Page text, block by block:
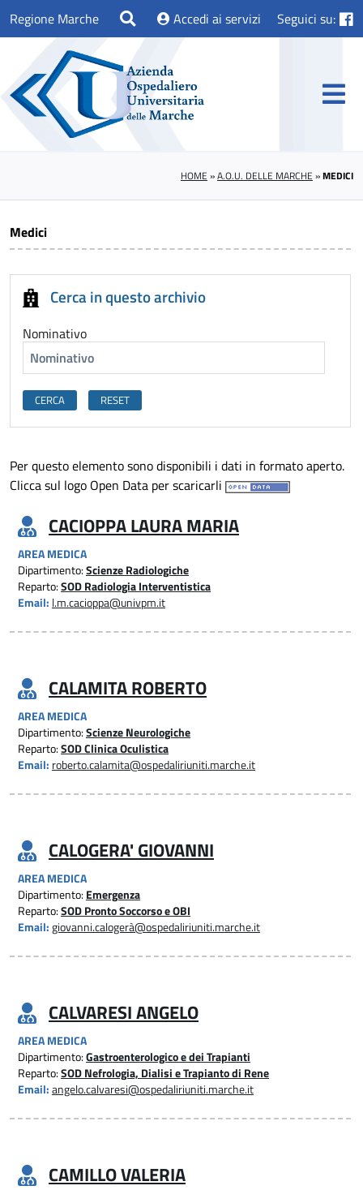
Regione Marche Accedi ai servizi Seguici su:
HOME »A.O.U. DELLE MARCHE »MEDICI
Medici
Cerca in questo archivio
Nominativo
Per questo elemento sono disponibili i dati in formato aperto.
Clicca sul logo Open Data per scaricarli
CACIOPPA LAURA MARIA
AREA MEDICA
Dipartimento:Scienze Radiologiche
Reparto:SOD Radiologia Interventistica
Email: l.m.cacioppa@univpm.it
CALAMITA ROBERTO
AREA MEDICA
Dipartimento:Scienze Neurologiche
Reparto:SOD Clinica Oculistica
Email: roberto.calamita@ospedaliriuniti.marche.it
CALOGERA' GIOVANNI
AREA MEDICA
Dipartimento: Emergenza
Reparto:SOD Pronto Soccorso e OBI
Email: giovanni.calogerà@ospedaliriuniti.marche.it
CALVARESI ANGELO
AREA MEDICA
Dipartimento:Gastroenterologico e dei Trapianti
Reparto:SOD Nefrologia, Dialisi e Trapianto di Rene
Email: angelo.calvaresi@ospedaliriuniti.marche.it
CAMILLO VALERIA